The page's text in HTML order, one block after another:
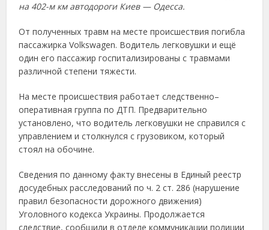
на 402-м км автодороги Киев — Одесса.
От полученных травм на месте происшествия погибла
пассажирка Volkswagen. Водитель легковушки и ещё
один его пассажир госпитализированы с травмами
различной степени тяжести.
На месте происшествия работает следственно–
оперативная группа по ДТП. Предварительно
установлено, что водитель легковушки не справился с
управлением и столкнулся с грузовиком, который
стоял на обочине.
Сведения по данному факту внесены в Единый реестр
досудебных расследований по ч. 2 ст. 286 (нарушение
правил безопасности дорожного движения)
Уголовного кодекса Украины. Продолжается
следствие, сообщили в отделе коммуникации полиции